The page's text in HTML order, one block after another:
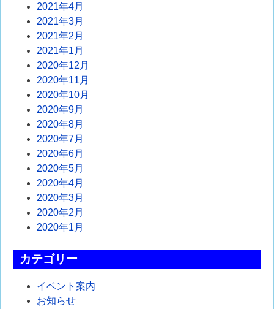
2021年4月
2021年3月
2021年2月
2021年1月
2020年12月
2020年11月
2020年10月
2020年9月
2020年8月
2020年7月
2020年6月
2020年5月
2020年4月
2020年3月
2020年2月
2020年1月
カテゴリー
イベント案内
お知らせ